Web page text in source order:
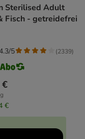
Sterilised Adult
Fisch - getreidefrei
€
€
5 (2339)